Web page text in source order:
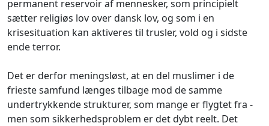
permanent reservoir af mennesker, som principielt
sætter religiøs lov over dansk lov, og som i en
krisesituation kan aktiveres til trusler, vold og i sidste
ende terror.
Det er derfor meningsløst, at en del muslimer i de
frieste samfund længes tilbage mod de samme
undertrykkende strukturer, som mange er flygtet fra -
men som sikkerhedsproblem er det dybt reelt. Det